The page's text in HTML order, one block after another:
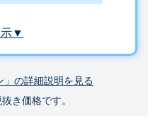
▼
」の詳細説明を見る
き価格です。